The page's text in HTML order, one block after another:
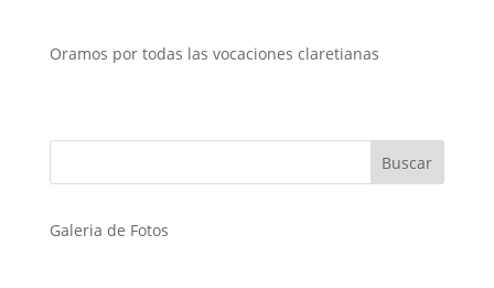
Oramos por todas las vocaciones claretianas
Galeria de Fotos